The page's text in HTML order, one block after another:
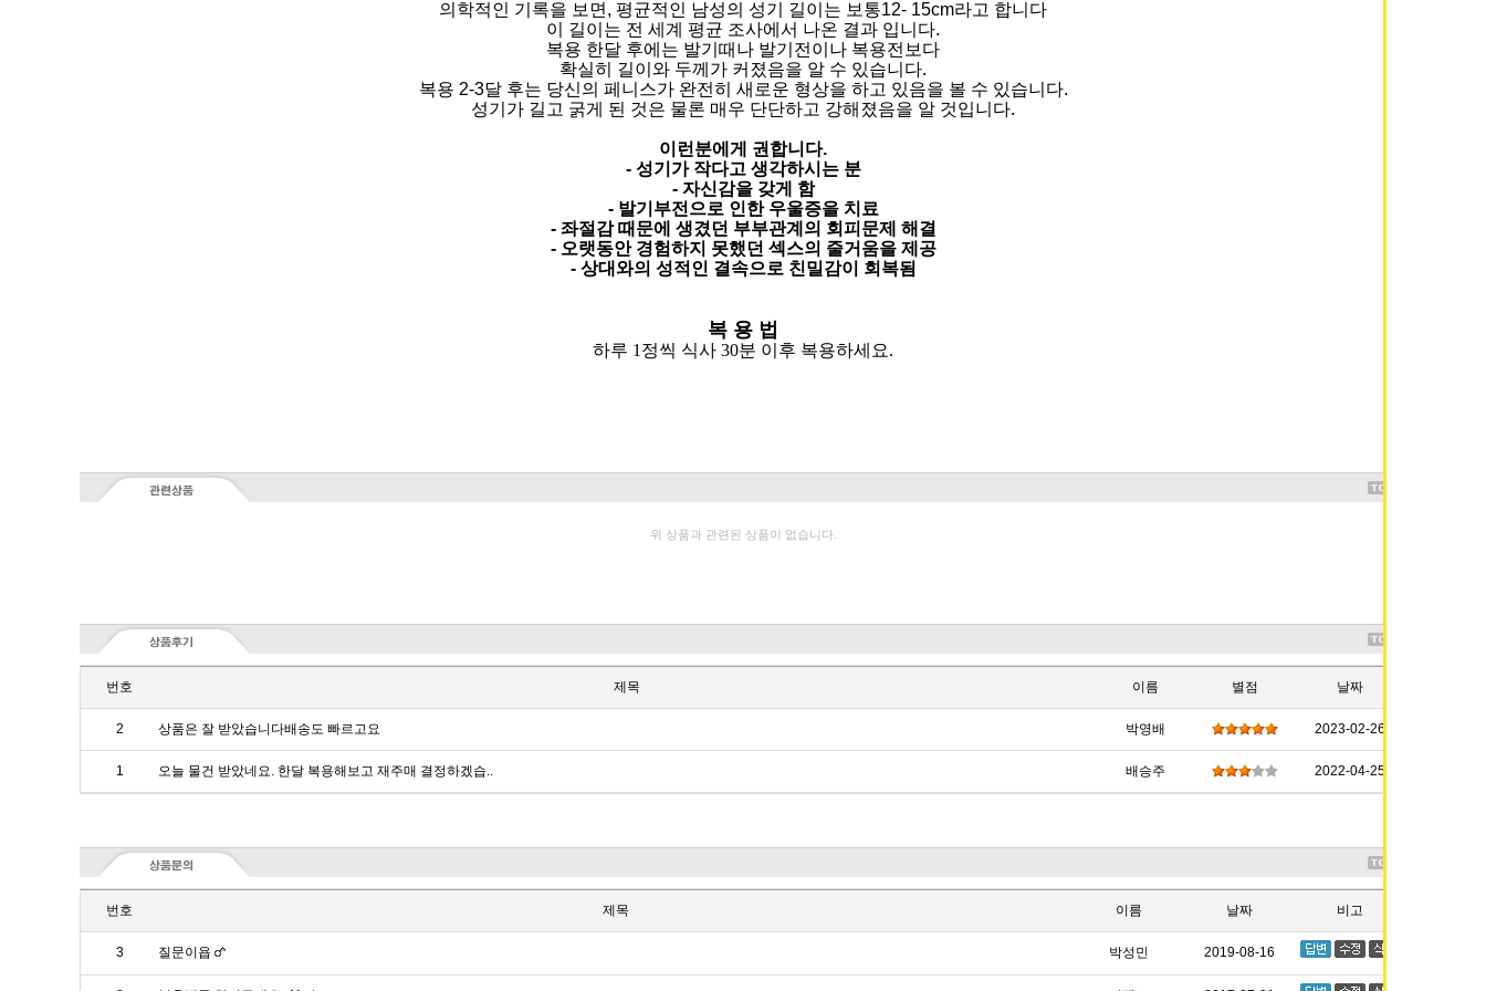
의학적인 기록을 보면, 평균적인 남성의 성기 길이는 보통12- 15cm라고 합니다
이 길이는 전 세계 평균 조사에서 나온 결과 입니다.
복용 한달 후에는 발기때나 발기전이나 복용전보다
확실히 길이와 두께가 커졌음을 알 수 있습니다.
복용 2-3달 후는 당신의 페니스가 완전히 새로운 형상을 하고 있음을 볼 수 있습니다.
성기가 길고 굵게 된 것은 물론 매우 단단하고 강해졌음을 알 것입니다.
이런분에게 권합니다.
- 성기가 작다고 생각하시는 분
- 자신감을 갖게 함
- 발기부전으로 인한 우울증을 치료
- 좌절감 때문에 생겼던 부부관계의 회피문제 해결
- 오랫동안 경험하지 못했던 섹스의 줄거움을 제공
- 상대와의 성적인 결속으로 친밀감이 회복됨
복 용 법
하루 1정씩 식사 30분 이후 복용하세요.
위 상품과 관련된 상품이 없습니다.
번호 제목 이름 별점 날짜
2 상품은 잘 받았습니다배송도 빠르고요 박영배 2023-02-26
1 오늘 물건 받았네요. 한달 복용해보고 재주매 결정하겠습.. 배승주 2022-04-25
번호 제목 이름 날짜 비고
3 질문이욥 박성민 2019-08-16